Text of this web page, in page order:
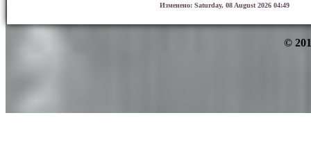
Изменено: Saturday, 08 August 2026 04:49
©